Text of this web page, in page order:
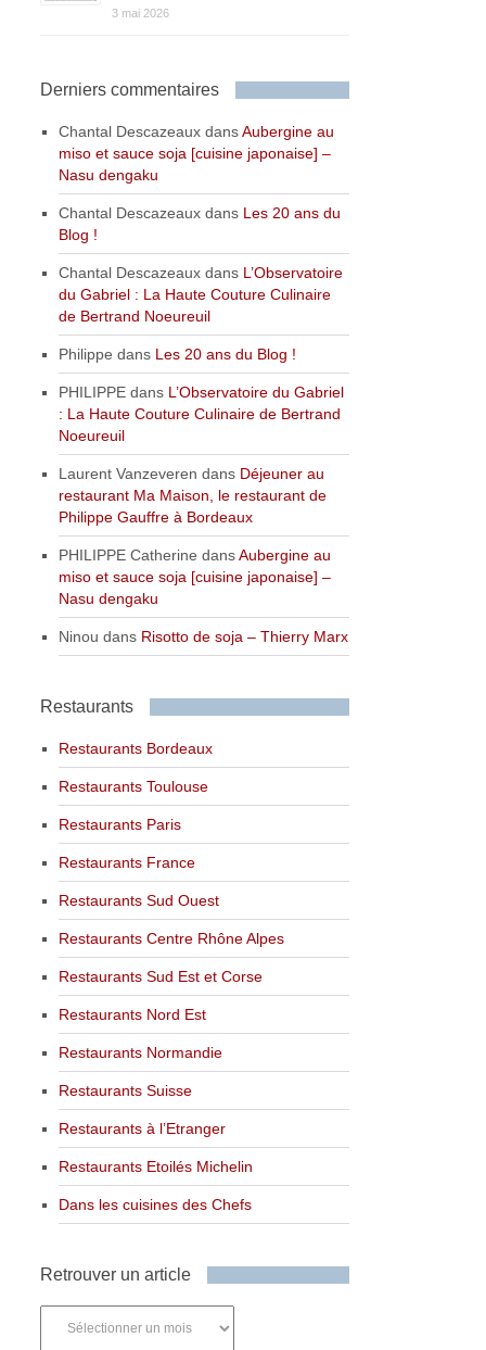
3 mai 2026
Derniers commentaires
Chantal Descazeaux dansAubergine au
miso et sauce soja [cuisine japonaise] –
Nasu dengaku
Chantal Descazeaux dans Les 20 ans du
Blog !
Chantal Descazeaux dans L’Observatoire
du Gabriel : La Haute Couture Culinaire
de Bertrand Noeureuil
Philippe dans Les 20 ans du Blog !
PHILIPPE dans L’Observatoire du Gabriel
: La Haute Couture Culinaire de Bertrand
Noeureuil
Laurent Vanzeveren dans Déjeuner au
restaurant Ma Maison, le restaurant de
Philippe Gauffre à Bordeaux
PHILIPPE Catherine dansAubergine au
miso et sauce soja [cuisine japonaise] –
Nasu dengaku
Ninou dans Risotto de soja – Thierry Marx
Restaurants
Restaurants Bordeaux
Restaurants Toulouse
Restaurants Paris
Restaurants France
Restaurants Sud Ouest
Restaurants Centre Rhône Alpes
Restaurants Sud Est et Corse
Restaurants Nord Est
Restaurants Normandie
Restaurants Suisse
Restaurants à l’Etranger
Restaurants Etoilés Michelin
Dans les cuisines des Chefs
Retrouver un article